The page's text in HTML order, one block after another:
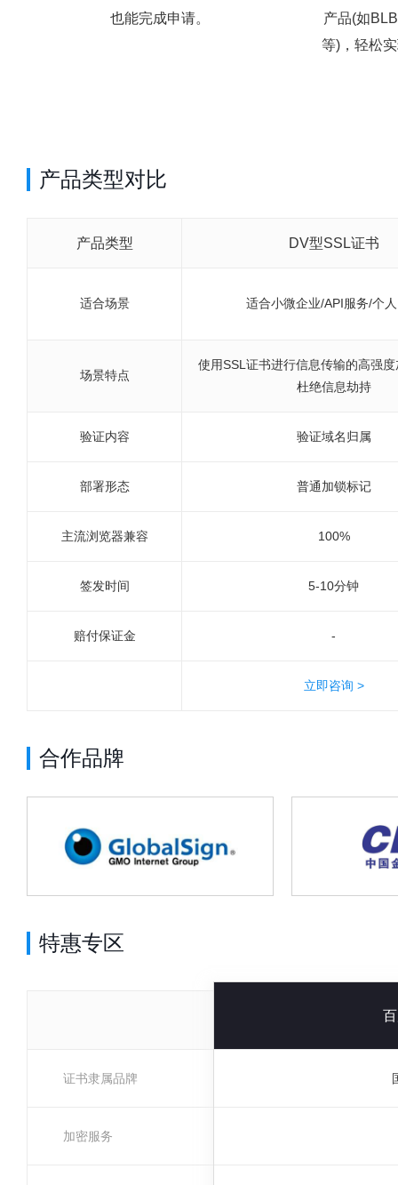
也能完成申请。
产品(如
等)，轻松
产品类型对比
产品类型 DV型SSL证书
适合场景 适合小微企业/API服务/个
场景特点
使用SSL证书进行信息传输的高强
杜绝信息劫持
验证内容 验证域名归属
部署形态 普通加锁标记
主流浏览器兼容 100%
签发时间 5-10分钟
赔付保证金 -
立即咨询 >
合作品牌
特惠专区
证书隶属品牌
加密服务